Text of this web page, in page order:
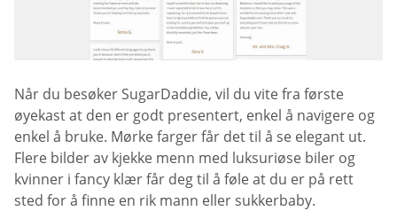
Når du besøker SugarDaddie, vil du vite fra første
øyekast at den er godt presentert, enkel å navigere og
enkel å bruke. Mørke farger får det til å se elegant ut.
Flere bilder av kjekke menn med luksuriøse biler og
kvinner i fancy klær får deg til å føle at du er på rett
sted for å finne en rik mann eller sukkerbaby.